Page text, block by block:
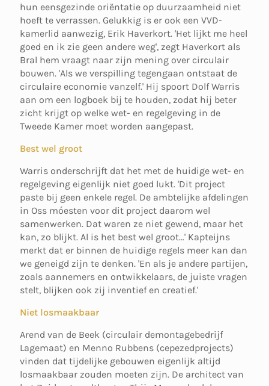
hun eensgezinde oriëntatie op duurzaamheid niet
hoeft te verrassen. Gelukkig is er ook een VVD-
kamerlid aanwezig, Erik Haverkort. 'Het lijkt me heel
goed en ik zie geen andere weg', zegt Haverkort als
Bral hem vraagt naar zijn mening over circulair
bouwen. 'Als we verspilling tegengaan ontstaat de
circulaire economie vanzelf.' Hij spoort Dolf Warris
aan om een logboek bij te houden, zodat hij beter
zicht krijgt op welke wet- en regelgeving in de
Tweede Kamer moet worden aangepast.
Best wel groot
Warris onderschrijft dat het met de huidige wet- en
regelgeving eigenlijk niet goed lukt. 'Dit project
paste bij geen enkele regel. De ambtelijke afdelingen
in Oss móesten voor dit project daarom wel
samenwerken. Dat waren ze niet gewend, maar het
kan, zo blijkt. Al is het best wel groot…' Kapteijns
merkt dat er binnen de huidige regels meer kan dan
we geneigd zijn te denken. 'En als je andere partijen,
zoals aannemers en ontwikkelaars, de juiste vragen
stelt, blijken ook zij inventief en creatief.'
Niet losmaakbaar
Arend van de Beek (circulair demontagebedrijf
Lagemaat) en Menno Rubbens (cepezedprojects)
vinden dat tijdelijke gebouwen eigenlijk altijd
losmaakbaar zouden moeten zijn. De architect van